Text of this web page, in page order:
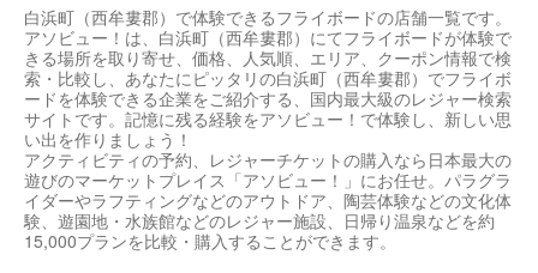
白浜町（西牟婁郡）で体験できるフライボードの店舗一覧です。
アソビュー！は、白浜町（西牟婁郡）にてフライボードが体験で
きる場所を取り寄せ、価格、人気順、エリア、クーポン情報で検
索・比較し、あなたにピッタリの白浜町（西牟婁郡）でフライボ
ードを体験できる企業をご紹介する、国内最大級のレジャー検索
サイトです。記憶に残る経験をアソビュー！で体験し、新しい思
い出を作りましょう！
アクティビティの予約、レジャーチケットの購入なら日本最大の
遊びのマーケットプレイス「アソビュー！」にお任せ。パラグラ
イダーやラフティングなどのアウトドア、陶芸体験などの文化体
験、遊園地・水族館などのレジャー施設、日帰り温泉などを約
15,000プランを比較・購入することができます。